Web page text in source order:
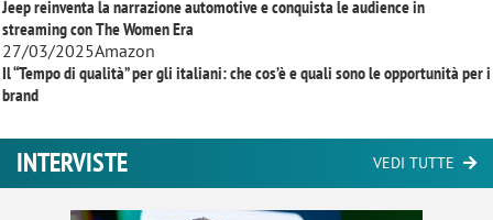
Jeep reinventa la narrazione automotive e conquista le audience in
streaming conThe Women Era
27/03/2025Amazon
Il “Tempo di qualità” per gli italiani: che cos’è e quali sono le opportunità per i
brand
INTERVISTE VEDI TUTTE